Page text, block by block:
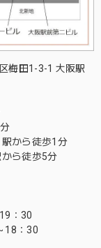
梅田1-3-1 大阪駅
駅から徒歩1分
から徒歩5分
：30
18：30